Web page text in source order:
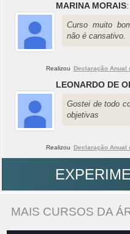
MARINA MORAIS:
Curso muito
não é cansativo.
Realizou Declaração Anual
LEONARDO DE
Gostei de todo
objetivas
Realizou Declaração Anual
MAIS CURSOS DA